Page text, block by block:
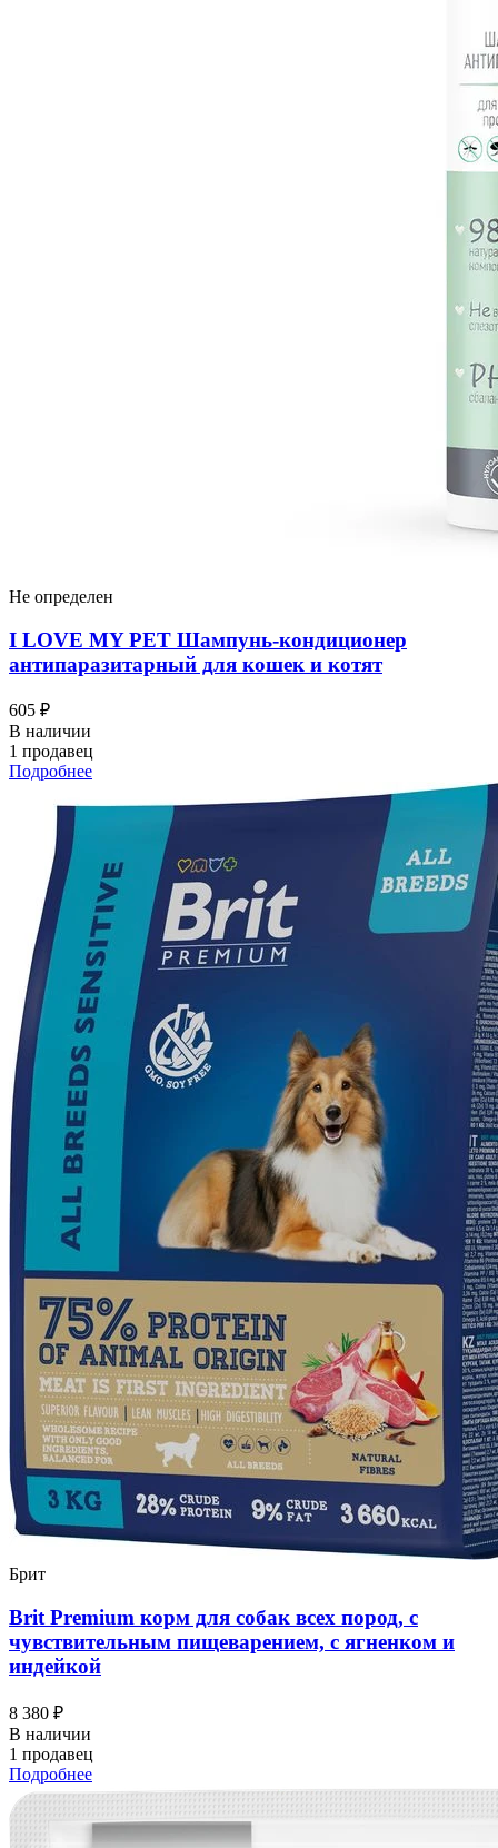
Не определен
I LOVЕ MY PET Шампунь-кондиционер
антипаразитарный для кошек и котят
605 ₽
В наличии
1 продавец
Подробнее
Брит
Brit Premium корм для собак всех пород, с
чувствительным пищеварением, с ягненком и
индейкой
8 380 ₽
В наличии
1 продавец
Подробнее